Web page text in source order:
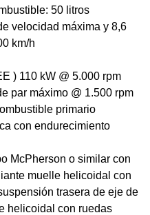
50 litros
velocidad máxima y 8,6
km/h
) 110 kW @ 5.000 rpm
par máximo @ 1.500 rpm
primario
con endurecimiento
McPherson o similar con
muelle helicoidal con
trasera de eje de
helicoidal con ruedas